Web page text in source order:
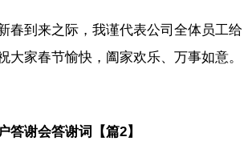
春到来之际，我谨代表公司全体员工给
大家春节愉快，阖家欢乐、万事如意。
答谢会答谢词【篇2】